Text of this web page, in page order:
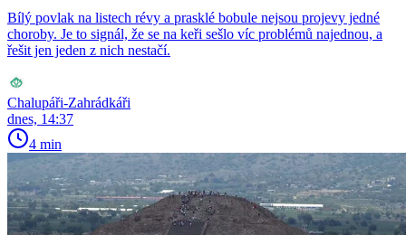
Bílý povlak na listech révy a prasklé bobule nejsou projevy jedné
choroby. Je to signál, že se na keři sešlo víc problémů najednou, a
řešit jen jeden z nich nestačí.
Chalupáři-Zahrádkáři
dnes, 14:37
4 min